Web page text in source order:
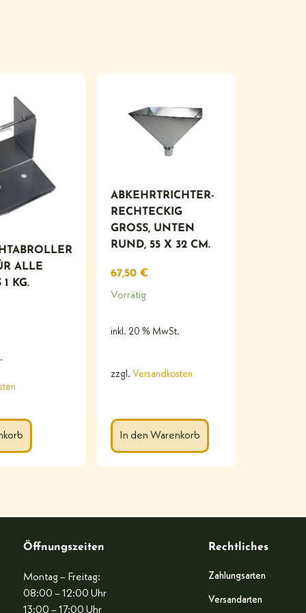
ALLE
KG.
ABKEHRTRICHTER-
RECHTECKIG
GROSS, UNTEN R
UND, 55 X 32 CM.
67,50€
Vorrätig
inkl. 20 % MwSt.
zzgl. Versandkosten
In den Warenkorb
Öffnungszeiten
Montag – Freitag:
08:00 – 12:00 Uhr
13:00 – 17:00 Uhr
Rechtliches
Zahlungsarten
Versandarten